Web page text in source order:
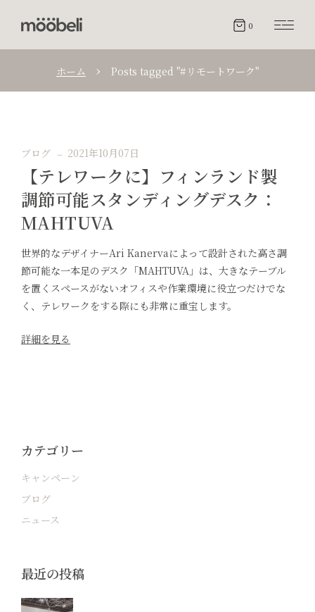
0
ホーム Posts tagged "#リモートワーク"
ブログ 2021年10月07日
【テレワークに】フィンランド製
調節可能スタンディングデスク：
MAHTUVA
世界的なデザイナーAri Kanervaによって設計された高さ調
節可能な一本足のデスク「MAHTUVA」は、大きなテーブル
を置くスペースがないオフィスや作業環境に役立つだけでな
く、テレワークをする際にも非常に重宝します。
詳細を見る
カテゴリー
キャンペーン
ブログ
ニュース
最近の投稿